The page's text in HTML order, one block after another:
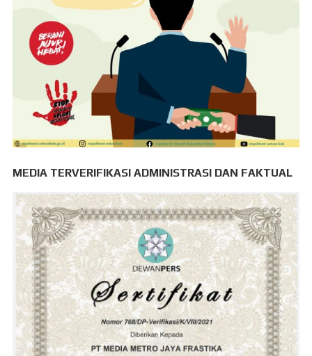
MEDIA TERVERIFIKASI ADMINISTRASI DAN FAKTUAL